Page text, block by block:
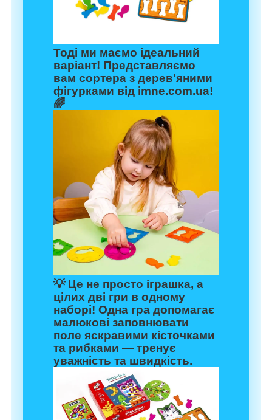
Тоді ми маємо ідеальний
варіант! Представляємо
вам сортера з дерев'яними
фігурками від imne.com.ua!
🌈
💡 Це не просто іграшка, а
цілих дві гри в одному
наборі! Одна гра допомагає
малюкові заповнювати
поле яскравими кісточками
та рибками — тренує
уважність та швидкість.